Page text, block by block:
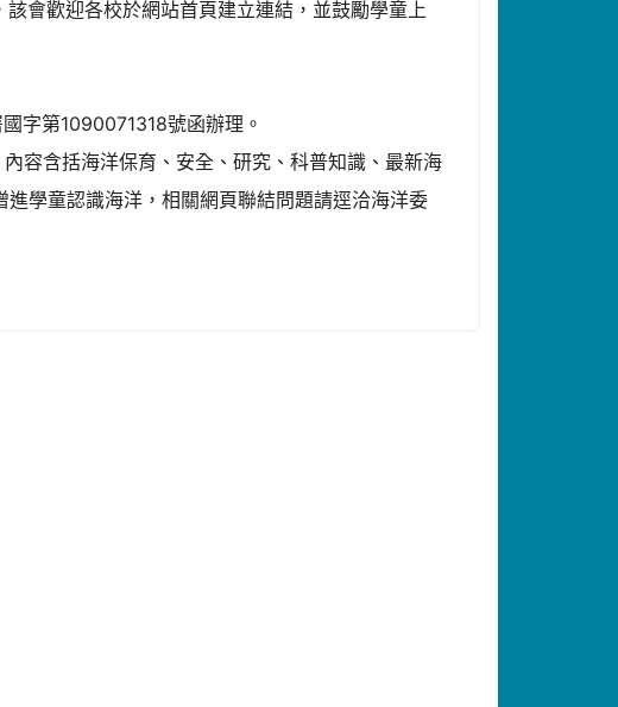
會歡迎各校於網站首頁建立連結，並鼓勵學童上
字第1090071318號函辦理。
容含括海洋保育、安全、研究、科普知識、最新海
學童認識海洋，相關網頁聯結問題請逕洽海洋委